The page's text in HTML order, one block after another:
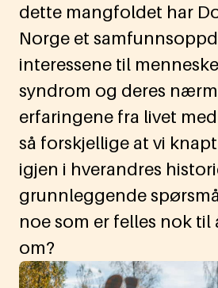
dette mangfoldet har
Norge et
interessene til
syndrom og deres
erfaringene fra livet
så forskjellige at vi
igjen i hverandres
grunnleggende
noe som er felles nok til
om?